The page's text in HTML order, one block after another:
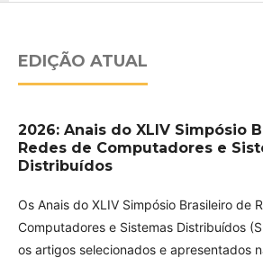
EDIÇÃO ATUAL
2026: Anais do XLIV Simpósio
Redes de Computadores e
Distribuídos
Os Anais do XLIV Simpósio Brasileiro de
Computadores e Sistemas Distribuídos
os artigos selecionados e apresentados